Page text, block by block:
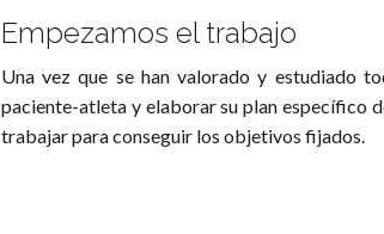
Empezamos el trabajo
Una vez que se han valorado y estudiado
paciente-atleta y elaborar su plan específico
trabajar para conseguir los objetivos fijados.